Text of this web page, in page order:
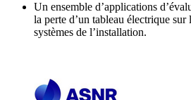
Un ensemble d’applications
la perte d’un tableau électrique
systèmes de l’installation.